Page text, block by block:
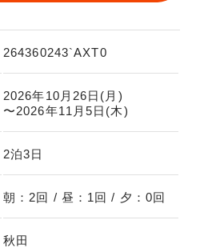
264360243`AXT0
2026年10月26日(月)
〜2026年11月5日(木)
2泊3日
朝：2回 / 昼：1回 / 夕：0回
秋田